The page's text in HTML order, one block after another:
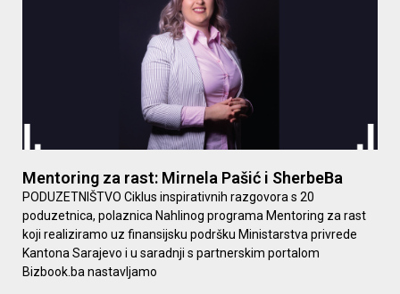
Mentoring za rast: Mirnela Pašić i SherbeBa
PODUZETNIŠTVO Ciklus inspirativnih razgovora s 20
poduzetnica, polaznica Nahlinog programa Mentoring za rast
koji realiziramo uz finansijsku podršku Ministarstva privrede
Kantona Sarajevo i u saradnji s partnerskim portalom
Bizbook.ba nastavljamo